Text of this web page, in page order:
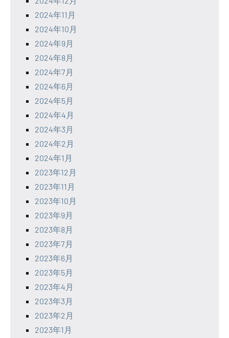
2024年11月
2024年10月
2024年9月
2024年8月
2024年7月
2024年6月
2024年5月
2024年4月
2024年3月
2024年2月
2024年1月
2023年12月
2023年11月
2023年10月
2023年9月
2023年8月
2023年7月
2023年6月
2023年5月
2023年4月
2023年3月
2023年2月
2023年1月